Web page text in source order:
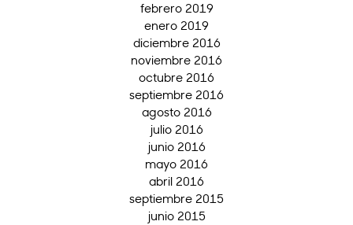
febrero 2019
enero 2019
diciembre 2016
noviembre 2016
octubre 2016
septiembre 2016
agosto 2016
julio 2016
junio 2016
mayo 2016
abril 2016
septiembre 2015
junio 2015